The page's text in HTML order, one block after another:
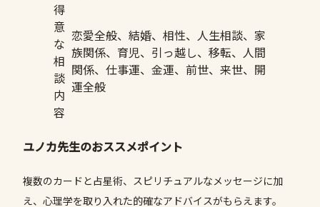
得
意
な
相
談
内
容
恋愛全般、結婚、相性、人生相談、家
族関係、育児、引っ越し、移転、人間
関係、仕事運、金運、前世、来世、開
運全般
ユノカ先生のおススメポイント
複数のカードと占星術、スピリチュアルなメッセージに加
え、心理学を取り入れた的確なアドバイスがもらえます。